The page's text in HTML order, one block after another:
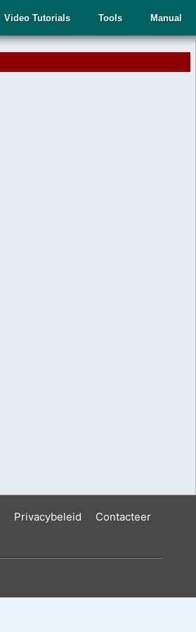
Manual
Tools
Video Tutorials
Privacybeleid
Contacteer